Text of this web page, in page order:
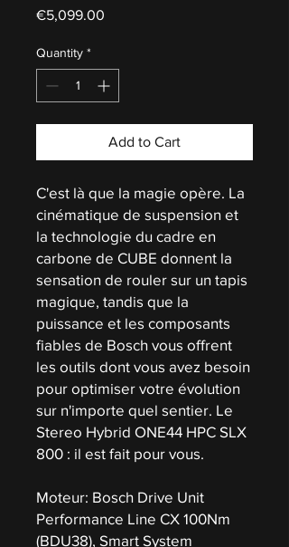
€5,099.00
Quantity *
Add to Cart
C'est là que la magie opère. La
cinématique de suspension et
la technologie du cadre en
carbone de CUBE donnent la
sensation de rouler sur un tapis
magique, tandis que la
puissance et les composants
fiables de Bosch vous offrent
les outils dont vous avez besoin
pour optimiser votre évolution
sur n'importe quel sentier. Le
Stereo Hybrid ONE44 HPC SLX
800 : il est fait pour vous.
Moteur: Bosch Drive Unit
Performance Line CX 100Nm
(BDU38), Smart System